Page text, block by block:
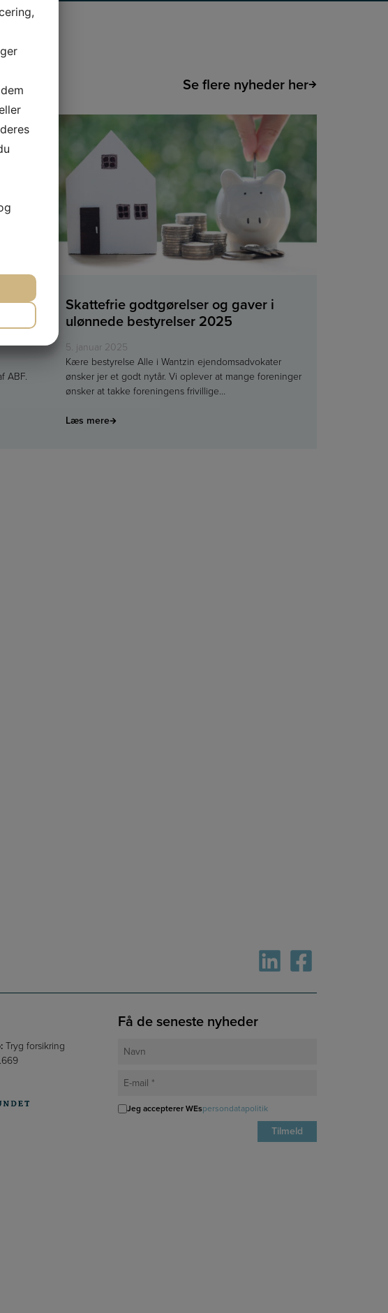
Se flere nyheder her
til
ABF.
Skattefrie godtgørelser og gaver i
ulønnede bestyrelser 2025
5. januar 2025
Kære bestyrelse Alle i Wantzin ejendomsadvokater
ønsker jer et godt nytår. Vi oplever at mange foreninger
ønsker at takke foreningens frivillige…
Læs mere
Tryg forsikring
Få de seneste nyheder
Jeg accepterer WEspersondatapolitik